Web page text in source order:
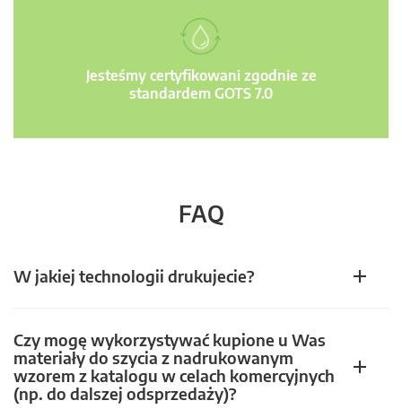
Jesteśmy certyfikowani zgodnie ze
standardem GOTS 7.0
FAQ
W jakiej technologii drukujecie?
Czy mogę wykorzystywać kupione u Was
materiały do szycia z nadrukowanym
wzorem z katalogu w celach komercyjnych
(np. do dalszej odsprzedaży)?